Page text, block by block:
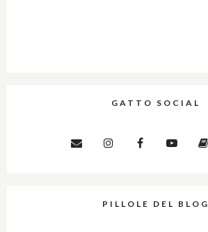
GATTO SOCIAL
PILLOLE DEL BLOG